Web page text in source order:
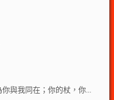
與我同在；你的杖，你...